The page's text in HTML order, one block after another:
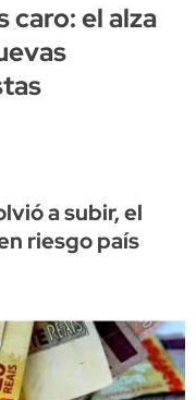
caro: el alza
a subir, el
riesgo país